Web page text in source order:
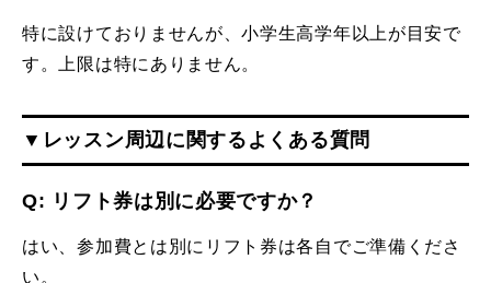
特に設けておりませんが、小学生高学年以上が目安で
す。上限は特にありません。
▼レッスン周辺に関するよくある質問
Q: リフト券は別に必要ですか？
はい、参加費とは別にリフト券は各自でご準備くださ
い。